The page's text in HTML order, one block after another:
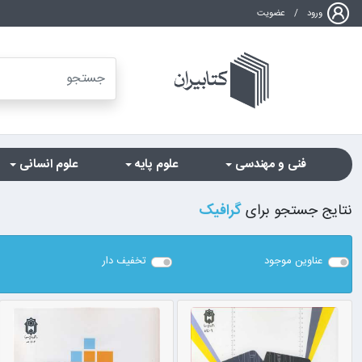
ورود / عضویت
فنی و مهندسی علوم پایه علوم انسانی
نتایج جستجو برایگرافیک
عناوین موجود تخفیف دار